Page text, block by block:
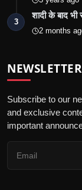
3
शादी के बाद
2 months
NEWSLETTER
Subscribe to our
and exclusive
important